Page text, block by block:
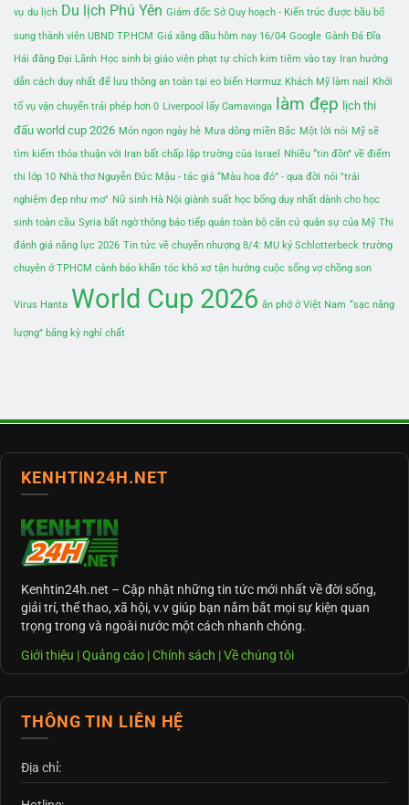
vụ du lịch Du lịch Phú Yên Giám đốc Sở Quy hoạch - Kiến trúc được bầu bổ
sung thành viên UBND TP.HCM Giá xăng dầu hôm nay 16/04 Google Gành Đá Đĩa
Hải đăng Đại Lãnh Học sinh bị giáo viên phạt tự chích kim tiêm vào tay Iran hướng
dẫn cách duy nhất để lưu thông an toàn tại eo biển Hormuz Khách Mỹ làm nail Khởi
tố vụ vận chuyển trái phép hơn 0 Liverpool lấy Camavinga làm đẹp lịch thi
đấu world cup 2026 Món ngon ngày hè Mưa dông miền Bắc Một lời nói Mỹ sẽ
tìm kiếm thỏa thuận với Iran bất chấp lập trường của Israel
Nhiều “tin đồn” về điểm
thi lớp 10 Nhà thơ Nguyễn Đức Mậu - tác giả “Màu hoa đỏ” - qua đời nói "trải
nghiệm đẹp như mơ" Nữ sinh Hà Nội giành suất học bổng duy nhất dành cho học
sinh toàn cầu Syria bất ngờ thông báo tiếp quản toàn bộ căn cứ quân sự của Mỹ Thi
đánh giá năng lực 2026 Tin tức về chuyển nhượng 8/4: MU ký Schlotterbeck trường
chuyên ở TPHCM cảnh báo khẩn tóc khô xơ tận hưởng cuộc sống vợ chồng son
Virus Hanta World Cup 2026 ăn phở ở Việt Nam “sạc năng
lượng” bằng kỳ nghỉ chất
KENHTIN24H.NET
Kenhtin24h.net – Cập nhật những tin tức mới nhất về đời sống,
giải trí, thể thao, xã hội, v.v giúp bạn nắm bắt mọi sự kiện quan
trọng trong và ngoài nước một cách nhanh chóng.
Giới thiệu |Quảng cáo |Chính sách |Về chúng tôi
THÔNG TIN LIÊN HỆ
Địa chỉ: